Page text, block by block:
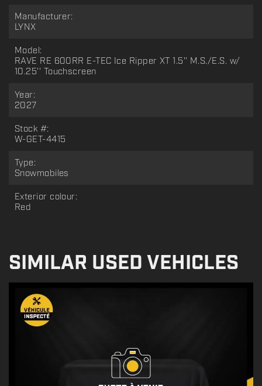
Manufacturer:
LYNX
Model:
RAVE RE 600RR E-TEC Ice Ripper XT 1.5'' M.S./E.S. w/
10.25'' Touchscreen
Year:
2027
Stock #:
W-GET-4415
Type:
Snowmobiles
Exterior colour:
Red
SIMILAR USED VEHICLES